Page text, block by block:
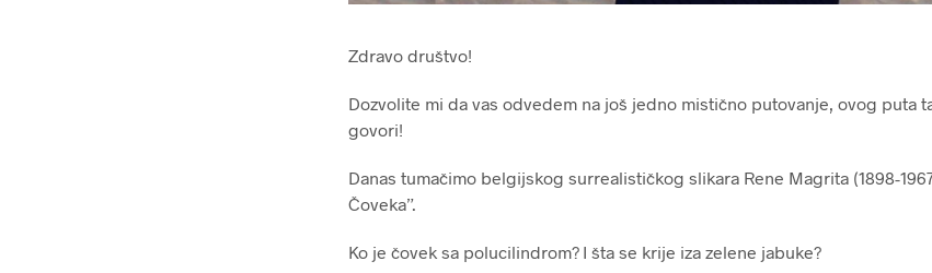
Zdravo društvo!
Dozvolite mi da vas odvedem na još jedno mistično putovanje, ovog puta
govori!
Danas tumačimo belgijskog surrealističkog slikara Rene Magrita (1898-
Čoveka”.
Ko je čovek sa polucilindrom? I šta se krije iza zelene jabuke?